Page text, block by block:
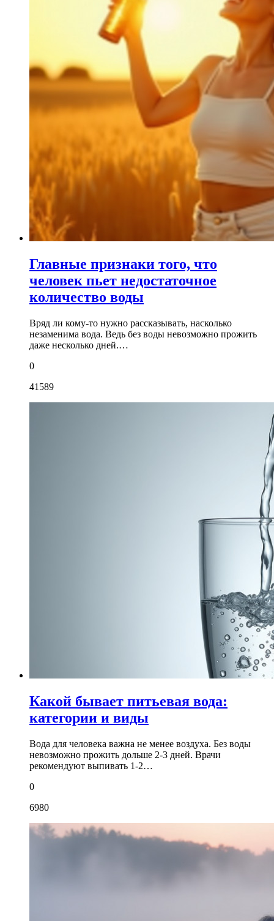
Главные признаки того, что
человек пьет недостаточное
количество воды
Вряд ли кому-то нужно рассказывать, насколько
незаменима вода. Ведь без воды невозможно прожить
даже несколько дней.…
0
41589
Какой бывает питьевая вода:
категории и виды
Вода для человека важна не менее воздуха. Без воды
невозможно прожить дольше 2-3 дней. Врачи
рекомендуют выпивать 1-2…
0
6980